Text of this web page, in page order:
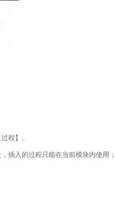
程】。
插入的过程只能在当前模块内使用